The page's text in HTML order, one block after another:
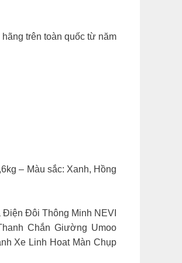
trên toàn quốc từ năm
– Màu sắc: Xanh, Hồng
Điện Đôi Thông Minh NEVI
Chắn Giường Umoo
Xe Linh Hoat Màn Chụp